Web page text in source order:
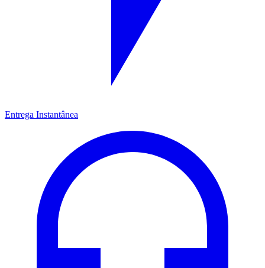
Entrega Instantânea